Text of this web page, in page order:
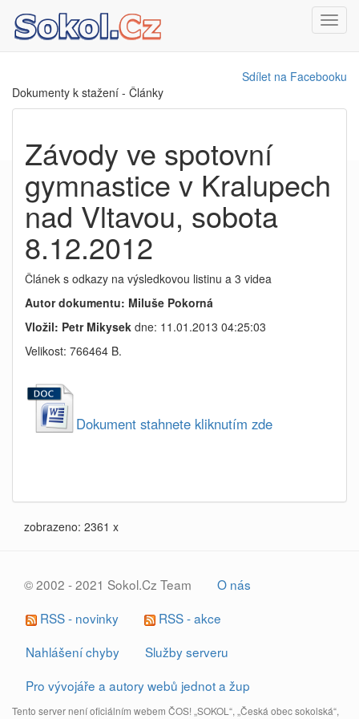
Sdílet na Facebooku
Dokumenty k stažení - Články
Závody ve spotovní
gymnastice v Kralupech
nad Vltavou, sobota
8.12.2012
Článek s odkazy na výsledkovou listinu a 3 videa
Autor dokumentu: Miluše Pokorná
Vložil: Petr Mikysek dne: 11.01.2013 04:25:03
Velikost: 766464 B.
Dokument stahnete kliknutím zde
zobrazeno: 2361 x
© 2002 - 2021 Sokol.Cz Team
O nás
RSS - novinky
RSS - akce
Nahlášení chyby
Služby serveru
Pro vývojáře a autory webů jednot a žup
Tento server není oficiálním webem ČOS! „SOKOL“, „Česká obec sokolská“,